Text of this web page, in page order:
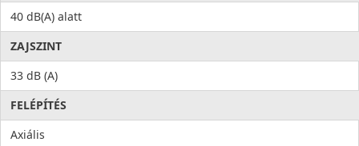
40 dB(A) alatt
ZAJSZINT
33 dB (A)
FELÉPÍTÉS
Axiális